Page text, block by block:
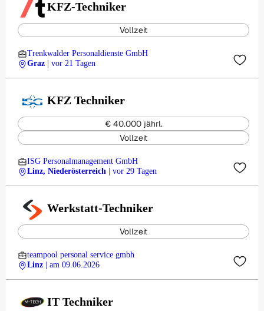
KFZ-Techniker
Vollzeit
Trenkwalder Personaldienste GmbH
Graz
| vor 21 Tagen
KFZ Techniker
€ 40.000 jährl.
Vollzeit
ISG Personalmanagement GmbH
Linz, Niederösterreich
| vor 29 Tagen
Werkstatt-Techniker
Vollzeit
teampool personal service gmbh
Linz
| am 09.06.2026
IT Techniker